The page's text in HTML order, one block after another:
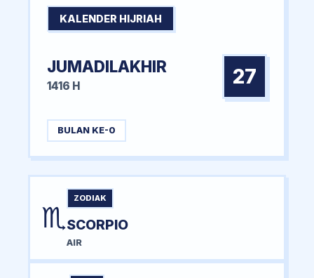
KALENDER HIJRIAH
JUMADILAKHIR
1416 H 27
BULAN KE-0
♏
ZODIAK
SCORPIO
AIR